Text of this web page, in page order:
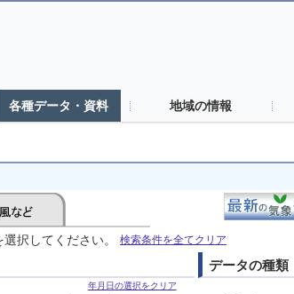
各種データ・資料 地域の情報
択してください。 検索条件を全てクリア
年月日の選択をクリア
データの種類